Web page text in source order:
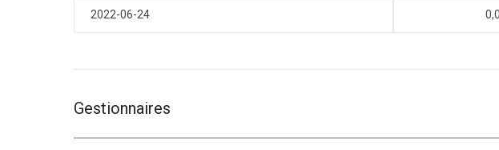
autre
jour,
touche
suivante
précédente
jour,
touche
précédente
2022-06-24
Gestionnaires